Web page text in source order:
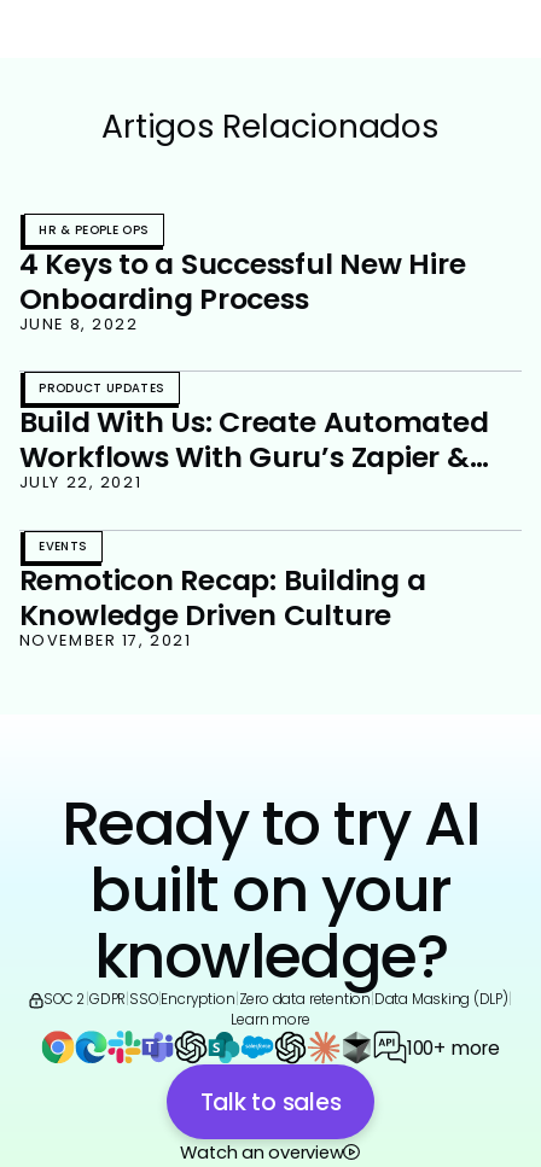
Artigos Relacionados
HR & PEOPLE OPS
4 Keys to a Successful New Hire
Onboarding Process
JUNE 8, 2022
PRODUCT UPDATES
Build With Us: Create Automated
Workflows With Guru’s Zapier &
Workato Apps
JULY 22, 2021
EVENTS
Remoticon Recap: Building a
Knowledge Driven Culture
NOVEMBER 17, 2021
Ready to try AI
built on your
knowledge?
SOC 2 GDPR SSO|Encryption Zero data retention Data Masking (DLP)
Learn more
100+ more
Talk to sales
Watch an overview